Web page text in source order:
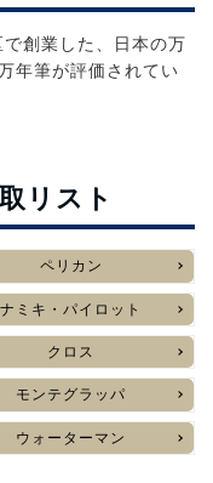
創業した、日本の万
年筆が評価されてい
リスト
ペリカン
ナミキ・パイロット
クロス
モンテグラッパ
ウォーターマン